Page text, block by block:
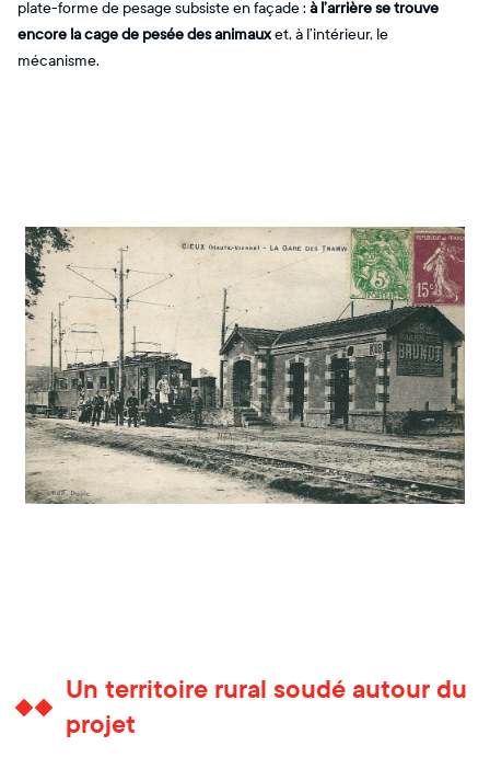
plate-forme de pesage subsiste en façade : à l’arrière se trouve
encore la cage de pesée des animauxet, à l’intérieur, le
mécanisme.
Un territoire rural soudé autour du
projet